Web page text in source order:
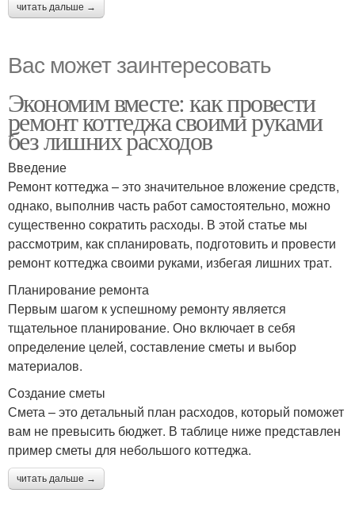
читать дальше →
Вас может заинтересовать
Экономим вместе: как провести
ремонт коттеджа своими руками
без лишних расходов
Введение
Ремонт коттеджа – это значительное вложение средств,
однако, выполнив часть работ самостоятельно, можно
существенно сократить расходы. В этой статье мы
рассмотрим, как спланировать, подготовить и провести
ремонт коттеджа своими руками, избегая лишних трат.
Планирование ремонта
Первым шагом к успешному ремонту является
тщательное планирование. Оно включает в себя
определение целей, составление сметы и выбор
материалов.
Создание сметы
Смета – это детальный план расходов, который поможет
вам не превысить бюджет. В таблице ниже представлен
пример сметы для небольшого коттеджа.
читать дальше →